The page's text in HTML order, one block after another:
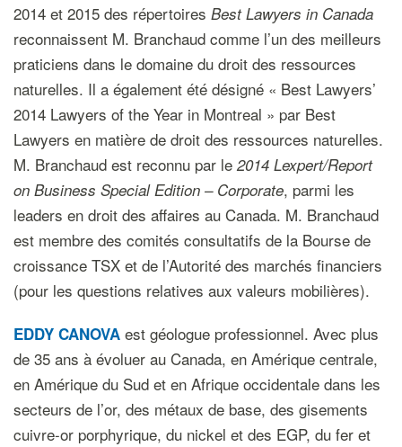
2014 et 2015 des répertoires Best Lawyers in Canada
reconnaissent M. Branchaud comme l’un des meilleurs
praticiens dans le domaine du droit des ressources
naturelles. Il a également été désigné « Best Lawyers’
2014 Lawyers of the Year in Montreal » par Best
Lawyers en matière de droit des ressources naturelles.
M. Branchaud est reconnu par le 2014 Lexpert/Report
on Business Special Edition – Corporate, parmi les
leaders en droit des affaires au Canada. M. Branchaud
est membre des comités consultatifs de la Bourse de
croissance TSX et de l’Autorité des marchés financiers
(pour les questions relatives aux valeurs mobilières).
EDDY CANOVA est géologue professionnel. Avec plus
de 35 ans à évoluer au Canada, en Amérique centrale,
en Amérique du Sud et en Afrique occidentale dans les
secteurs de l’or, des métaux de base, des gisements
cuivre-or porphyrique, du nickel et des EGP, du fer et